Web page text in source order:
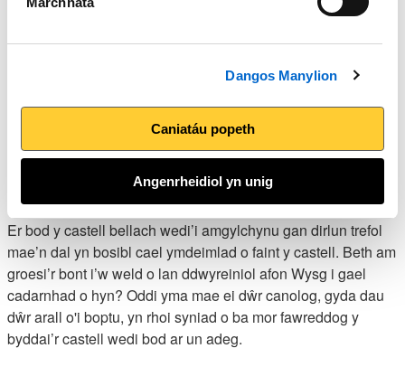
Dangos Manylion
Caniatáu popeth
Angenrheidiol yn unig
Steel Waveyn 40
troedfedd o uchder ac wedi’i greu gan Peter Fink yn 1991.
forol fu mor bwysig yn natblygiad Casnewydd.
Gorffen yn y castell
astell Casnewydd.
Er bod y castell bellach wedi’i amgylchynu gan dirlun trefol
mae’n dal yn bosibl cael ymdeimlad o faint y castell. Beth am
groesi’r bont i’w weld o lan ddwyreiniol afon Wysg i gael
cadarnhad o hyn? Oddi yma mae ei dŵr canolog, gyda dau
dŵr arall o'i boptu, yn rhoi syniad o ba mor fawreddog y
byddai’r castell wedi bod ar un adeg.